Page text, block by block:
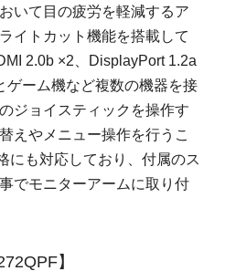
いて目の疲労を軽減するア
イトカット機能を搭載して
2.0b ×2、DisplayPort 1.2a
ゲーム機など複数の機器を接
ジョイスティックを操作す
えやメニュー操作を行うこ
にも対応しており、付属のス
でモニターアームに取り付
】